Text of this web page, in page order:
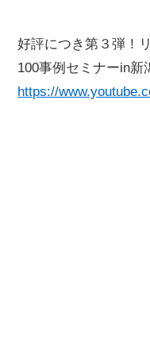
好評につき第３弾！
100事例セミナーin新
https://